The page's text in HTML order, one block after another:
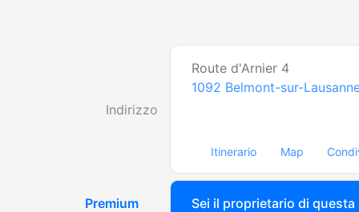
Indirizzo
Route d'Arnier 4
1092 Belmont-sur-
Itinerario Map
Premium Sei il proprietario di